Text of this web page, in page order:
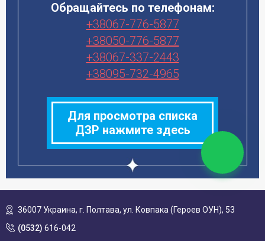
Обращайтесь по телефонам:
+38067-776-5877
+38050-776-5877
+38067-337-2443
+38095-732-4965
Для просмотра списка
ДЗР нажмите здесь
36007 Украина, г. Полтава, ул. Ковпака (Героев ОУН), 53
(0532) 616-042